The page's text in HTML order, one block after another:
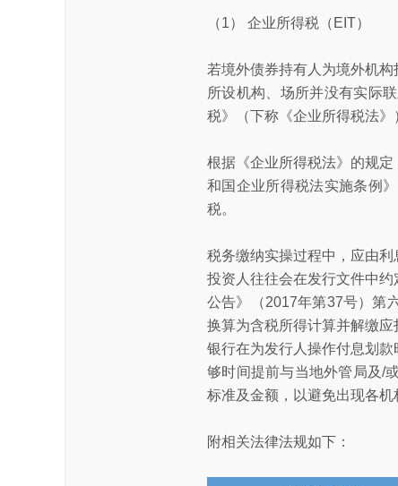
（1） 企业所得税（EIT）
若境外债券持有人为境外机
所设机构、场所并没有实际
税》（下称《企业所得税法
根据《企业所得税法》的规
和国企业所得税法实施条例
税。
税务缴纳实操过程中，应由
投资人往往会在发行文件中
公告》（2017年第37号）第
换算为含税所得计算并解缴
银行在为发行人操作付息划
够时间提前与当地外管局及/
标准及金额，以避免出现各机
附相关法律法规如下：